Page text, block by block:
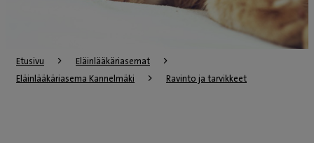
Etusivu
Eläinlääkäriasemat
Eläinlääkäriasema Kannelmäki
Ravinto ja tarvikkeet